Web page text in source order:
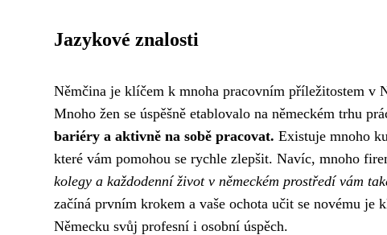
Jazykové znalosti
Němčina je klíčem k mnoha pracovním příležitostem v
Mnoho žen se úspěšně etablovalo na německém trhu
bariéry a aktivně na sobě pracovat. Existuje mnoho
které vám pomohou se rychle zlepšit. Navíc, mnoho
kolegy a každodenní život v německém prostředí vám
začíná prvním krokem a vaše ochota učit se novému
Německu svůj profesní i osobní úspěch.